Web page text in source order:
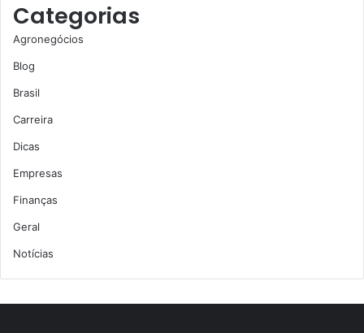
Categorias
Agronegócios
Blog
Brasil
Carreira
Dicas
Empresas
Finanças
Geral
Notícias